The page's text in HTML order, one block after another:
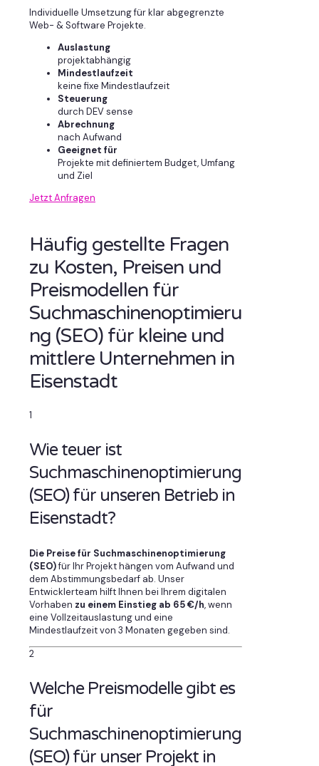
Individuelle Umsetzung für klar abgegrenzte
Web- & Software Projekte.
Auslastung
projektabhängig
Mindestlaufzeit
keine fixe Mindestlaufzeit
Steuerung
durch DEV sense
Abrechnung
nach Aufwand
Geeignet für
Projekte mit definiertem Budget, Umfang
und Ziel
Jetzt Anfragen
Häufig gestellte Fragen
zu Kosten, Preisen und
Preismodellen für
Suchmaschinenoptimieru
ng (SEO) für kleine und
mittlere Unternehmen in
Eisenstadt
1
Wie teuer ist
Suchmaschinenoptimierung
(SEO) für unseren Betrieb in
Eisenstadt?
Die Preise für Suchmaschinenoptimierung
(SEO)für Ihr Projekt hängen vom Aufwand und
dem Abstimmungsbedarf ab. Unser
Entwicklerteam hilft Ihnen bei Ihrem digitalen
Vorhaben zu einem Einstieg ab 65 €/h, wenn
eine Vollzeitauslastung und eine
Mindestlaufzeit von 3 Monaten gegeben sind.
2
Welche Preismodelle gibt es
für
Suchmaschinenoptimierung
(SEO) für unser Projekt in